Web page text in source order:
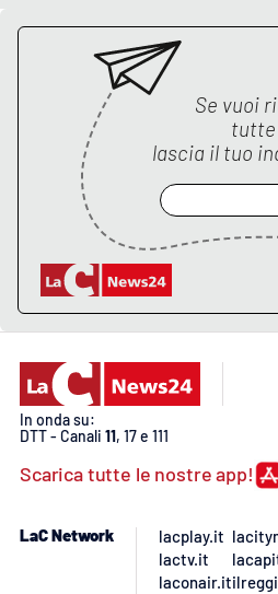
Lamezia Terme
PROGETTI
SPECIALI
Buona Sanità Calabria
CALABRIAVISIONE
Destinazioni
Food
Storie
LAC
Se vuoi
tutte
lascia il tuo
In onda su:
DTT - Canali 11, 17 e 111
Scarica tutte le nostre app!
LaC Network
lacplay.it
lactv.it
laconair.it